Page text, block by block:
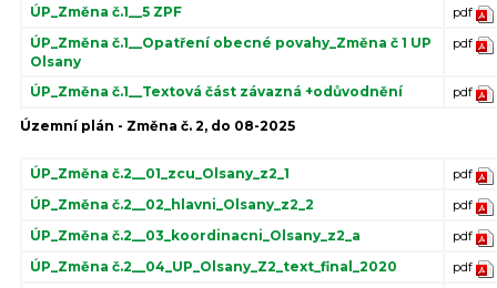
ÚP_Změna č.1__5 ZPF pdf
ÚP_Změna č.1__Opatření obecné povahy_Změna č 1 UP
Olsany
pdf
ÚP_Změna č.1__Textová část závazná +odůvodnění pdf
Územní plán - Změna č. 2, do 08-2025
ÚP_Změna č.2__01_zcu_Olsany_z2_1 pdf
ÚP_Změna č.2__02_hlavni_Olsany_z2_2 pdf
ÚP_Změna č.2__03_koordinacni_Olsany_z2_a pdf
ÚP_Změna č.2__04_UP_Olsany_Z2_text_final_2020 pdf